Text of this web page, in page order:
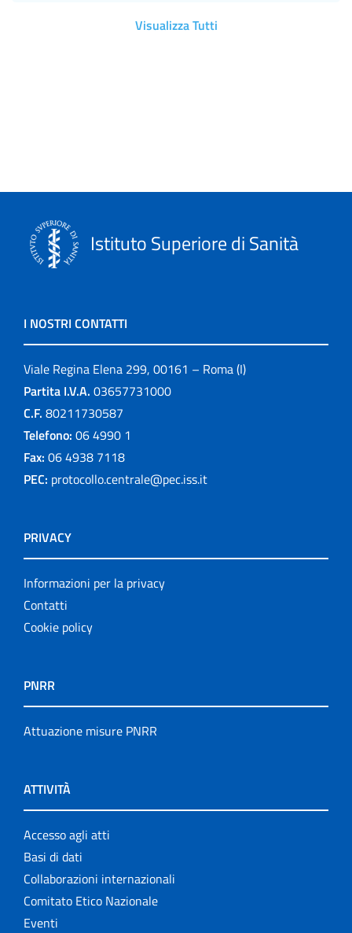
Visualizza Tutti
Istituto Superiore di Sanità
I NOSTRI CONTATTI
Viale Regina Elena 299, 00161 – Roma (I)
Partita I.V.A. 03657731000
C.F. 80211730587
Telefono: 06 4990 1
Fax: 06 4938 7118
PEC: protocollo.centrale@pec.iss.it
PRIVACY
Informazioni per la privacy
Contatti
Cookie policy
PNRR
Attuazione misure PNRR
ATTIVITÀ
Accesso agli atti
Basi di dati
Collaborazioni internazionali
Comitato Etico Nazionale
Eventi